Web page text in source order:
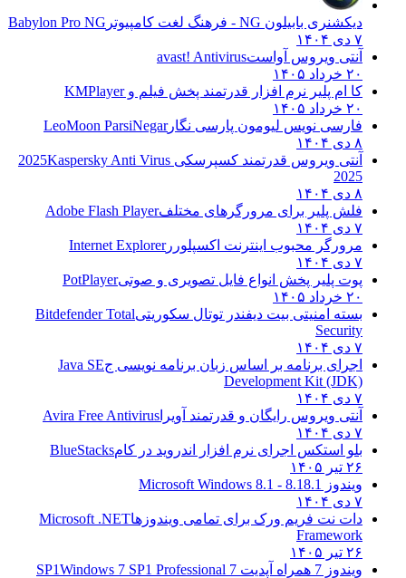
دیکشنری بابیلون NG - فرهنگ لغت کامپیوتر
Babylon Pro NG
۷ دی ۱۴۰۴
آنتی ویروس آواستavast! Antivirus
۲۰ خرداد ۱۴۰۵
کا ام پلیر نرم افزار قدرتمند پخش فیلم وKMPlayer
۲۰ خرداد ۱۴۰۵
فارسی نویس لیومون پارسی نگارLeoMoon ParsiNegar
۸ دی ۱۴۰۴
آنتی ویروس قدرتمند کسپرسکی 2025 Kaspersky Anti Virus
2025
۸ دی ۱۴۰۴
فلش پلیر برای مرورگرهای مختلفAdobe Flash Player
۷ دی ۱۴۰۴
مرورگر محبوب اینترنت اکسپلوررInternet Explorer
۷ دی ۱۴۰۴
پوت پلیر پخش انواع فایل تصویری و صوتیPotPlayer
۲۰ خرداد ۱۴۰۵
بسته امنیتی بیت دیفندر توتال سکوریتیBitdefender Total
Security
۷ دی ۱۴۰۴
اجرای برنامه بر اساس زبان برنامه نویسی جJava SE
Development Kit (JDK)
۷ دی ۱۴۰۴
آنتی ویروس رایگان و قدرتمند آویرا Avira Free Antivirus
۷ دی ۱۴۰۴
بلو استکس اجرای نرم افزار اندروید در کامBlueStacks
۲۶ تیر ۱۴۰۵
ویندوز 8.1
8.1 - Microsoft Windows 8.1
۷ دی ۱۴۰۴
دات نت فریم ورک برای تمامی ویندوزهاMicrosoft .NET
Framework
۲۶ تیر ۱۴۰۵
ویندوز 7 همراه آپدیت 7 SP1
Windows 7 SP1 Professional